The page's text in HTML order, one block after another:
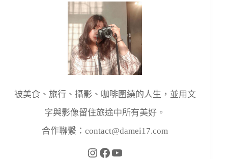
被美食、旅行、攝影、咖啡圍繞的人生，並用文
字與影像留住旅途中所有美好。
合作聯繫：contact@damei17.com